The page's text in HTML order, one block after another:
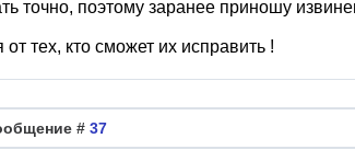
точно, поэтому заранее приношу
тех, кто сможет их исправить !
# 37